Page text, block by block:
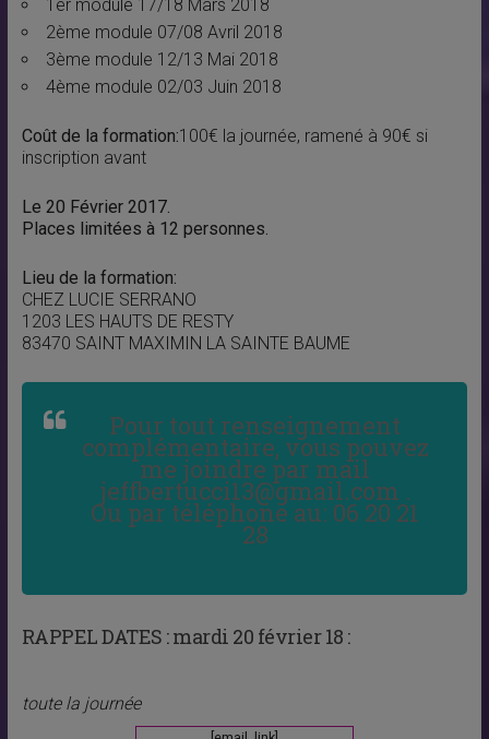
1er module 17/18 Mars 2018
2ème module 07/08 Avril 2018
3ème module 12/13 Mai 2018
4ème module 02/03 Juin 2018
Coût de la formation:100€ la journée, ramené à 90€ si
inscription avant
Le 20 Février 2017.
Places limitées à 12 personnes.
Lieu de la formation:
CHEZ LUCIE SERRANO
1203 LES HAUTS DE RESTY
83470 SAINT MAXIMIN LA SAINTE BAUME
Pour tout renseignement
complémentaire, vous pouvez
me joindre par mail
jeffbertucci13@gmail.com .
Ou par téléphone au: 06 20 21
28
RAPPEL DATES :mardi 20 février 18 :
toute la journée